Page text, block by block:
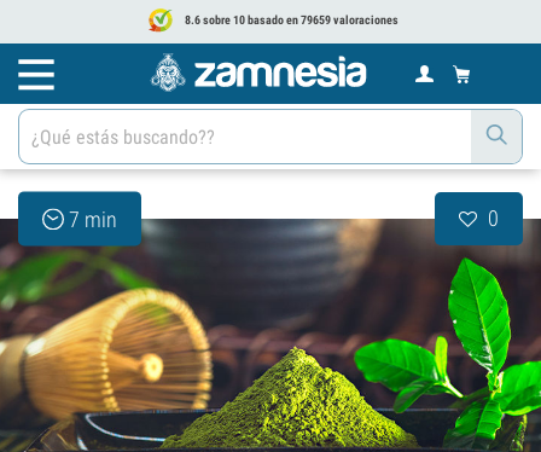
8.6 sobre 10 basado en 79659 valoraciones
7 min 0